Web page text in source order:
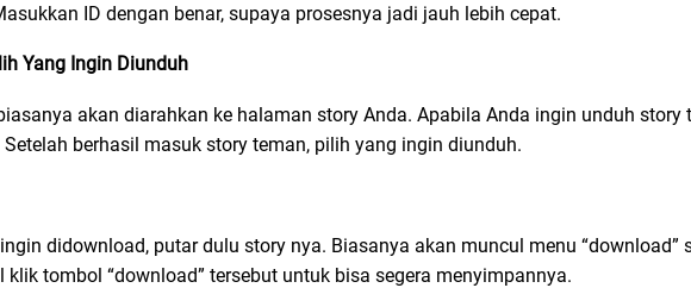
ID dengan benar, supaya prosesnya jadi jauh lebih cepat.
Yang Ingin Diunduh
akan diarahkan ke halaman story Anda. Apabila Anda ingin unduh story
berhasil masuk story teman, pilih yang ingin diunduh.
didownload, putar dulu story nya. Biasanya akan muncul menu “download”
tombol “download” tersebut untuk bisa segera menyimpannya.